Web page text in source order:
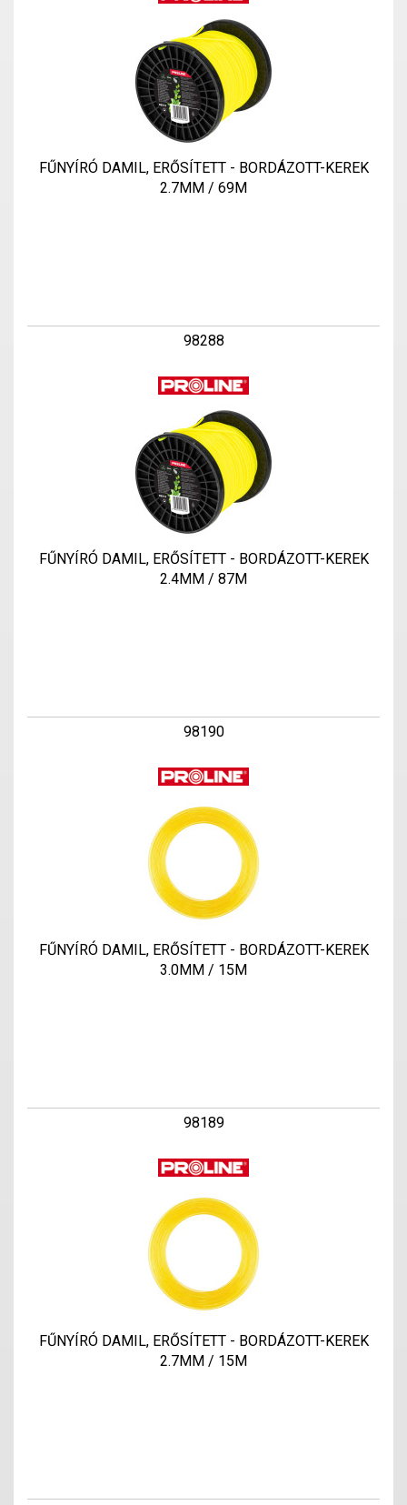
FŰNYÍRÓ DAMIL, ERŐSÍTETT - BORDÁZOTT-KEREK
2.7MM / 69M
98288
FŰNYÍRÓ DAMIL, ERŐSÍTETT - BORDÁZOTT-KEREK
2.4MM / 87M
98190
FŰNYÍRÓ DAMIL, ERŐSÍTETT - BORDÁZOTT-KEREK
3.0MM / 15M
98189
FŰNYÍRÓ DAMIL, ERŐSÍTETT - BORDÁZOTT-KEREK
2.7MM / 15M